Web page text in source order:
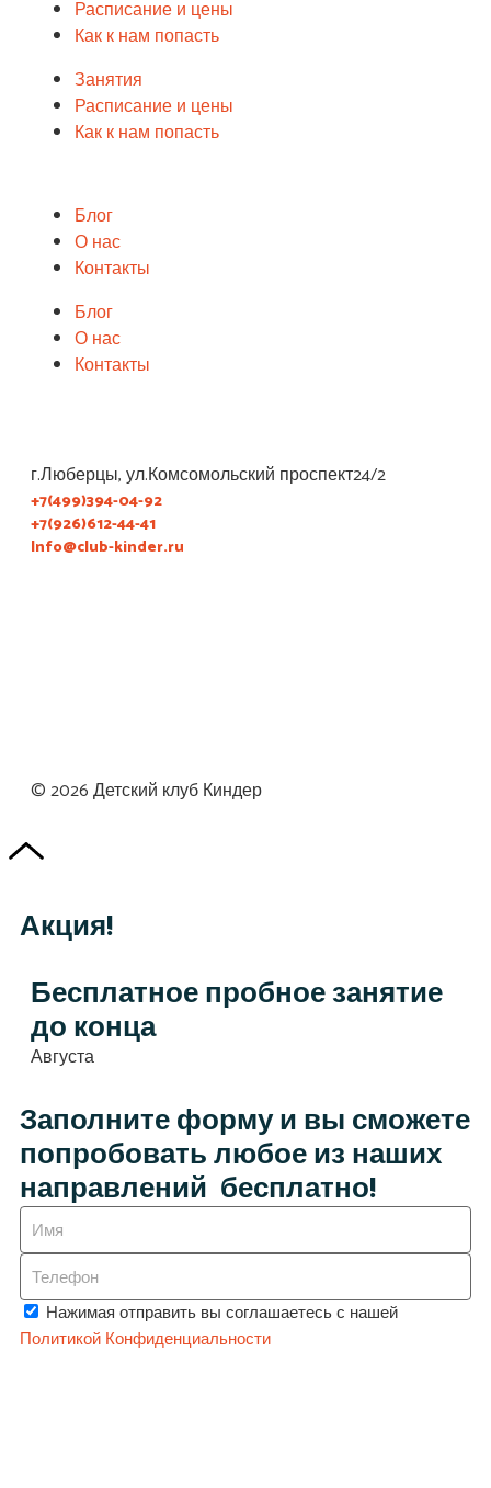
Расписание и цены
Как к нам попасть
Занятия
Расписание и цены
Как к нам попасть
Блог
О нас
Контакты
Блог
О нас
Контакты
г.Люберцы, ул.Комсомольский проспект24/2
+7(499)394-04-92
+7(926)612-44-41
Info@club-kinder.ru
© 2026 Детский клуб Киндер
Акция!
Бесплатное пробное занятие
до конца
Августа
Заполните форму и вы сможете
попробовать любое из наших
направлений бесплатно!
Нажимая отправить вы соглашаетесь с нашей
Политикой Конфиденциальности